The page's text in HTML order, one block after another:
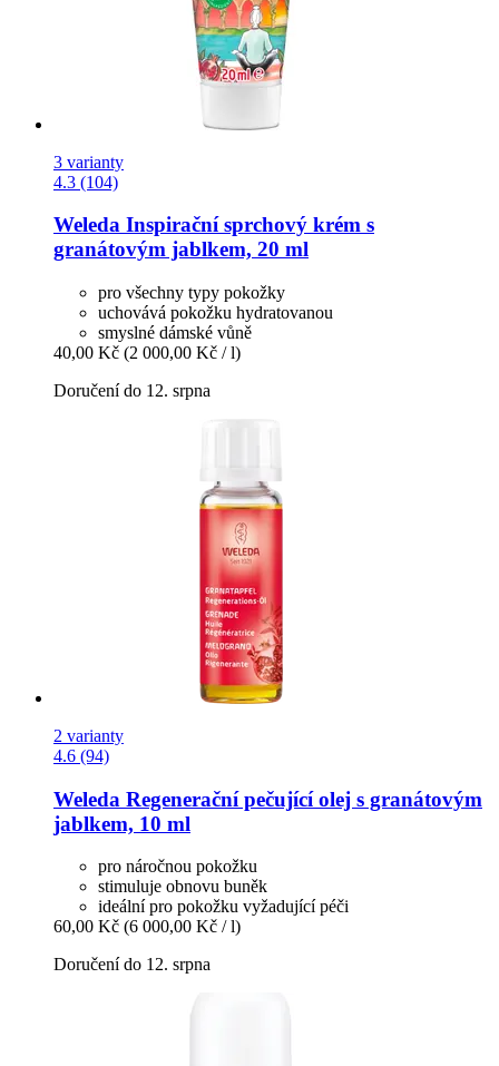
3 varianty
4.3 (104)
Weleda Inspirační sprchový krém s
granátovým jablkem, 20 ml
pro všechny typy pokožky
uchovává pokožku hydratovanou
smyslné dámské vůně
40,00 Kč (2 000,00 Kč / l)
Doručení do 12. srpna
2 varianty
4.6 (94)
Weleda Regenerační pečující olej s granátovým
jablkem, 10 ml
pro náročnou pokožku
stimuluje obnovu buněk
ideální pro pokožku vyžadující péči
60,00 Kč (6 000,00 Kč / l)
Doručení do 12. srpna